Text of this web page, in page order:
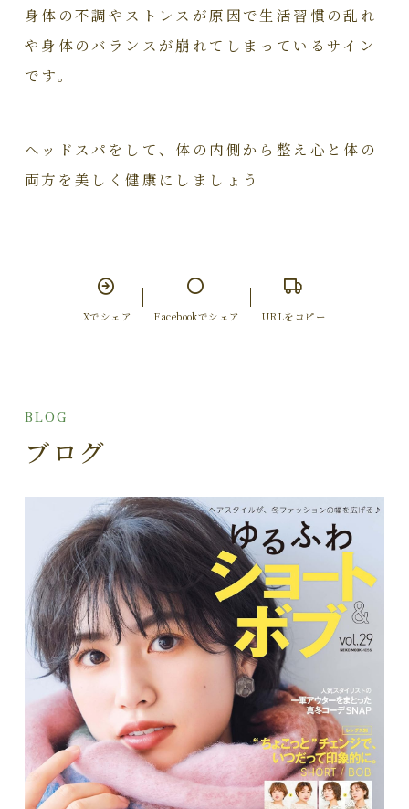
身体の不調やストレスが原因で生活習慣の乱れ
や身体のバランスが崩れてしまっているサイン
です。
ヘッドスパをして、体の内側から整え心と体の
両方を美しく健康にしましょう
Xでシェア Facebookでシェア URLをコピー
BLOG
ブログ